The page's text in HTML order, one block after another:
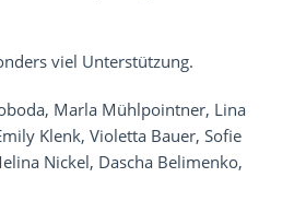
viel Unterstützung.
Marla Mühlpointner, Lina
Klenk, Violetta Bauer, Sofie
Nickel, Dascha Belimenko,